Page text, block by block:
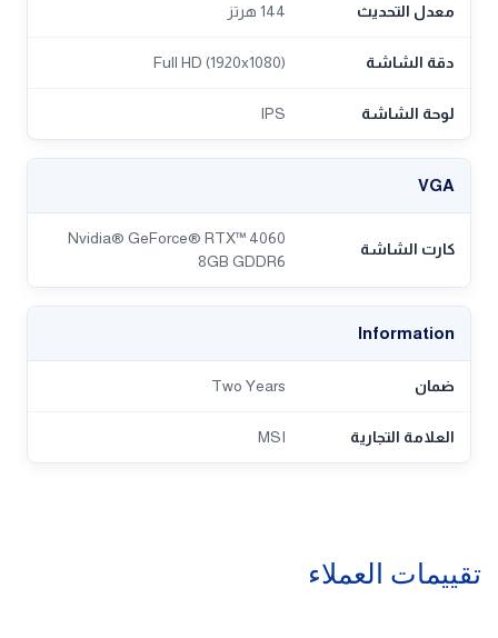
معدل التحديث 144 هرتز
دقة الشاشة Full HD (1920x1080)
لوحة الشاشة IPS
VGA
كارت الشاشة
Nvidia® GeForce® RTX™ 4060
8GB GDDR6
Information
ضمان Two Years
العلامة التجارية MSI
تقييمات العملاء